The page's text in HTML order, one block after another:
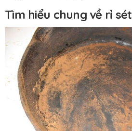
Tìm hiểu chung về rỉ sét